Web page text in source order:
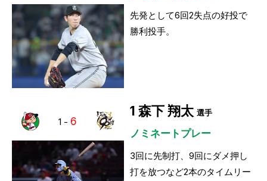
先発として6回2失点の好投で
勝利投手。
1 - 6
1 森下 翔太 選手
ノミネートプレー
3回に先制打、9回にダメ押し
打を放つなど2本のタイムリー